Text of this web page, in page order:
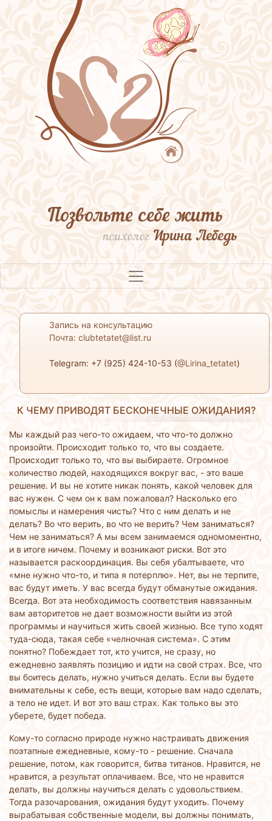
Позвольте себе жить
психологИрина Лебедь
Запись на консультацию
Почта: clubtetatet@list.ru
Telegram: +7 (925) 424-10-53 (@Lirina_tetatet)
К ЧЕМУ ПРИВОДЯТ БЕСКОНЕЧНЫЕ ОЖИДАНИЯ?
Мы каждый раз чего-то ожидаем, что что-то должно
произойти. Происходит только то, что вы создаете.
Происходит только то, что вы выбираете. Огромное
количество людей, находящихся вокруг вас, - это ваше
решение. И вы не хотите никак понять, какой человек для
вас нужен. С чем он к вам пожаловал? Насколько его
помыслы и намерения чисты? Что с ним делать и не
делать? Во что верить, во что не верить? Чем заниматься?
Чем не заниматься? А мы всем занимаемся одномоментно,
и в итоге ничем. Почему и возникают риски. Вот это
называется раскоординация. Вы себя убалтываете, что
«мне нужно что-то, и типа я потерплю». Нет, вы не терпите,
вас будут иметь. У вас всегда будут обманутые ожидания.
Всегда. Вот эта необходимость соответствия навязанным
вам авторитетов не дает возможности выйти из этой
программы и научиться жить своей жизнью. Все тупо ходят
туда-сюда, такая себе «челночная система». С этим
понятно? Побеждает тот, кто учится, не сразу, но
ежедневно заявлять позицию и идти на свой страх. Все, что
вы боитесь делать, нужно учиться делать. Если вы будете
внимательны к себе, есть вещи, которые вам надо сделать,
а тело не идет. И вот это ваш страх. Как только вы это
уберете, будет победа.
Кому-то согласно природе нужно настраивать движения
поэтапные ежедневные, кому-то - решение. Сначала
решение, потом, как говорится, битва титанов. Нравится, не
нравится, а результат оплачиваем. Все, что не нравится
делать, вы должны научиться делать с удовольствием.
Тогда разочарования, ожидания будут уходить. Почему
вырабатывая собственные модели, вы должны понимать,